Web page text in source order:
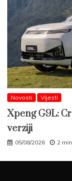
Novosti Vijesti
Xpeng G9L:
verziji
05/08/2026 2